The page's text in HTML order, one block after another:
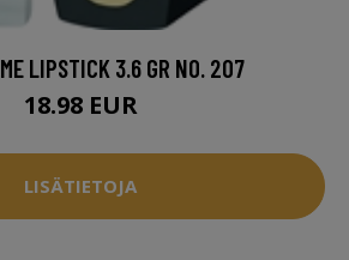
LIPSTICK 3.6 GR NO. 207
18.98 EUR
LISÄTIETOJA